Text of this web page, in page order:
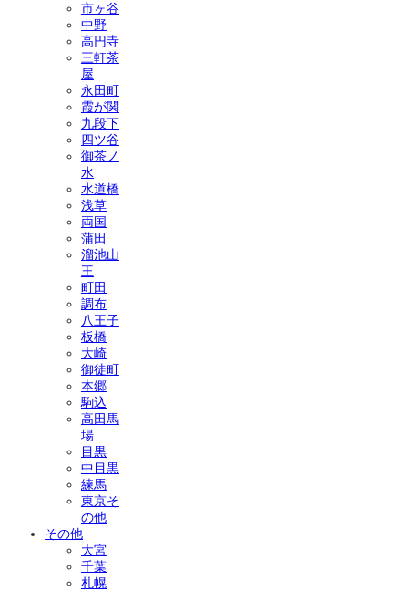
市ヶ谷
中野
高円寺
三軒茶
屋
永田町
霞が関
九段下
四ツ谷
御茶ノ
水
水道橋
浅草
両国
蒲田
溜池山
王
町田
調布
八王子
板橋
大崎
御徒町
本郷
駒込
高田馬
場
目黒
中目黒
練馬
東京そ
の他
その他
大宮
千葉
札幌